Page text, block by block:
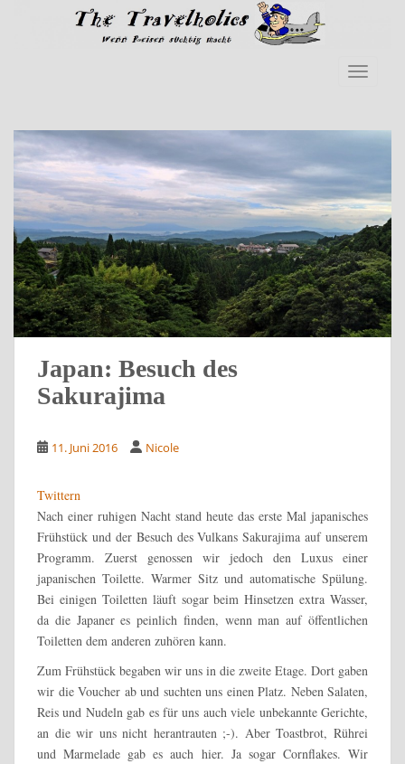
Skip to main content
Japan: Besuch des
Sakurajima
11. Juni 2016 Nicole
Twittern
Nach einer ruhigen Nacht stand heute das erste Mal japanisches
Frühstück und der Besuch des Vulkans Sakurajima auf unserem
Programm. Zuerst genossen wir jedoch den Luxus einer
japanischen Toilette. Warmer Sitz und automatische Spülung.
Bei einigen Toiletten läuft sogar beim Hinsetzen extra Wasser,
da die Japaner es peinlich finden, wenn man auf öffentlichen
Toiletten dem anderen zuhören kann.
Zum Frühstück begaben wir uns in die zweite Etage. Dort gaben
wir die Voucher ab und suchten uns einen Platz. Neben Salaten,
Reis und Nudeln gab es für uns auch viele unbekannte Gerichte,
an die wir uns nicht herantrauten ;-). Aber Toastbrot, Rührei
und Marmelade gab es auch hier. Ja sogar Cornflakes. Wir